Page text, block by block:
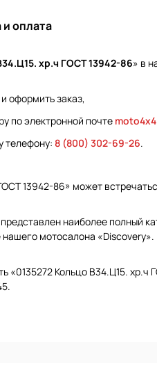
и оплата
хр.ч ГОСТ 13942-86» в
оформить заказ,
по электронной почте
телефону: 8 (800) 302-69-26.
13942-86» может
наиболее полный
мотосалона «Discovery».
«0135272 Кольцо B34.Ц15.